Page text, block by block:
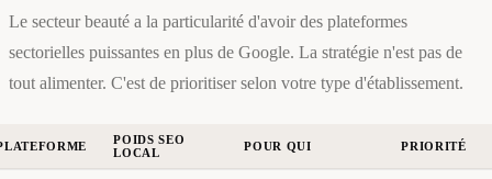
Le secteur beauté a la particularité d'avoir des plateformes
sectorielles puissantes en plus de Google. La stratégie n'est pas de
tout alimenter. C'est de prioritiser selon votre type d'établissement.
POIDS SEO
LOCAL
POUR QUI PRIORITÉ